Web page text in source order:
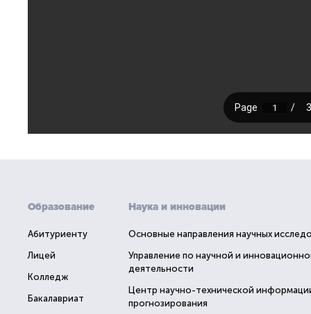
Образование
Абитуриенту
Лицей
Колледж
Бакалавриат
Наука и инновации
Основные направления научных
Управление по научной и
деятельности
Центр научно-технической
прогнозирования